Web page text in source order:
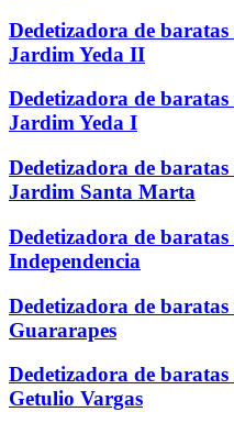
Dedetizadora de
Jardim Yeda II
Dedetizadora de
Jardim Yeda I
Dedetizadora de
Jardim Santa Marta
Dedetizadora de
Independencia
Dedetizadora de
Guararapes
Dedetizadora de
Getulio Vargas